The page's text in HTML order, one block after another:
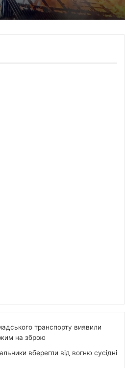
транспорту виявили
на зброю
вберегли від вогню сусідні